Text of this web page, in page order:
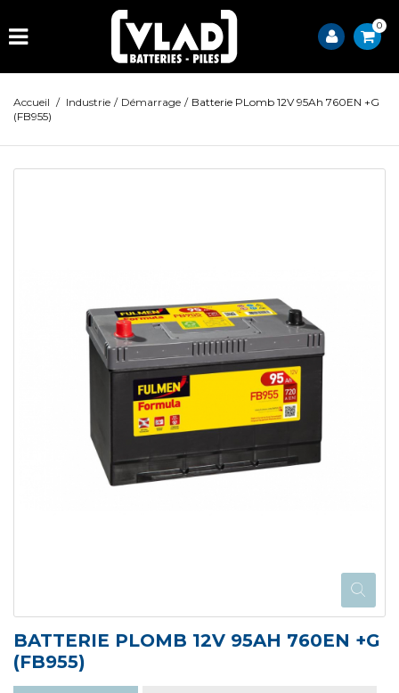
0
Accueil / Industrie / Démarrage / Batterie PLomb 12V 95Ah 760EN +G
(FB955)
BATTERIE PLOMB 12V 95AH 760EN +G
(FB955)